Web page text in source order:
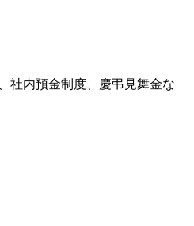
社内預金制度、慶弔見舞金な